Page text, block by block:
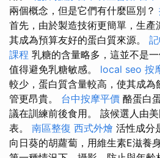
兩個概念，但是它們有什麼區別？
首先，由於製造技術更簡單，生產
其成為預算友好的蛋白質來源。
課程 乳糖的含量略多，這並不是
值得避免乳糖敏感。 local seo 按
較少，蛋白質含量較高，使其成
管更昂貴。 台中按摩平價 酪蛋白
議在訓練前後食用。 該候選人由
表。 南區整復 西式外燴 活性成分
向日葵的胡蘿蔔，用維生素E滋養